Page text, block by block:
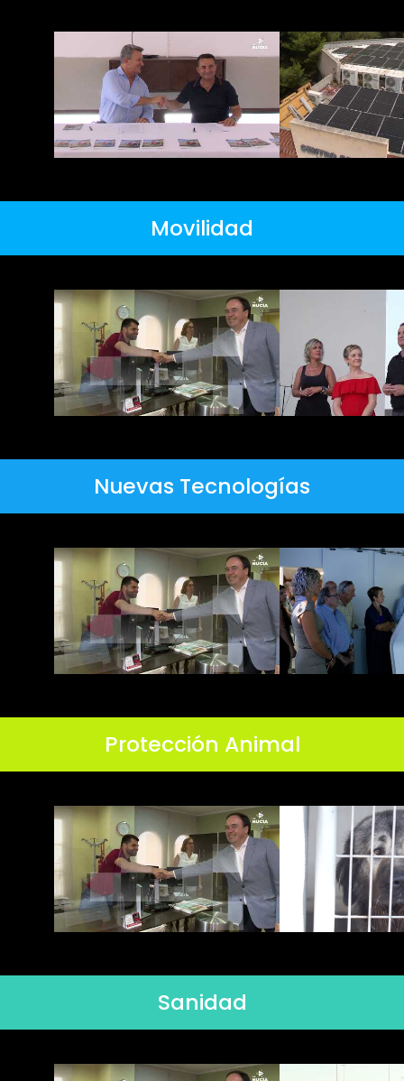
Movilidad
Nuevas Tecnologías
Protección Animal
Sanidad